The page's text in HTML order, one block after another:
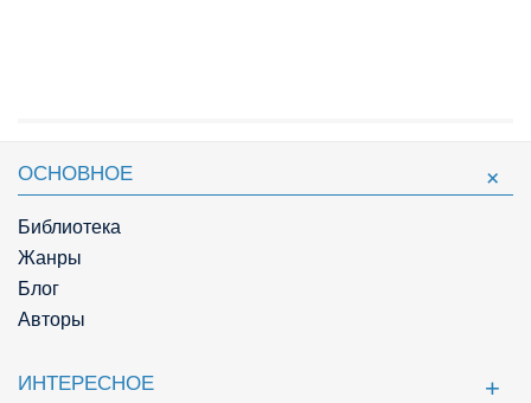
ОСНОВНОЕ
Библиотека
Жанры
Блог
Авторы
ИНТЕРЕСНОЕ